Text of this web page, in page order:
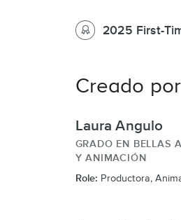
2025 First-
Creado
Laura Angulo
GRADO EN BELLAS
Y ANIMACIÓN
Role: Productora,